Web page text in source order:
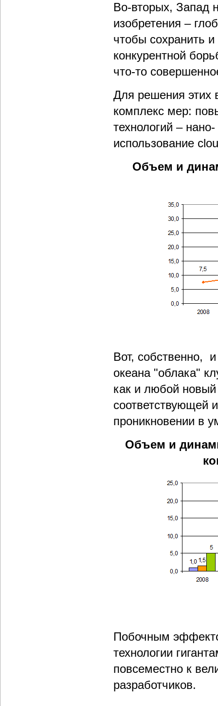
Во-вторых, Запад
изобретения –
чтобы сохранить
конкурентной
что-то
Для решения этих
комплекс мер:
технологий –
использование
Объем и
Вот, собственно,
океана "облака"
как и любой
соответствующей
проникновении в
Объем и
Побочным
технологии
повсеместно к
разработчиков.